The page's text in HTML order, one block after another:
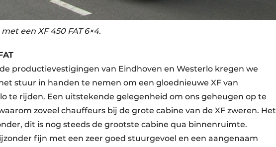
een XF 450 FAT 6×4.
productievestigingen van Eindhoven en Westerlo kregen we
stuur in handen te nemen om een gloednieuwe XF van
te rijden. Een uitstekende gelegenheid om ons geheugen op te
zoveel chauffeurs bij de grote cabine van de XF zweren. Het
dit is nog steeds de grootste cabine qua binnenruimte.
fijn met een zeer goed stuurgevoel en een aangenaam